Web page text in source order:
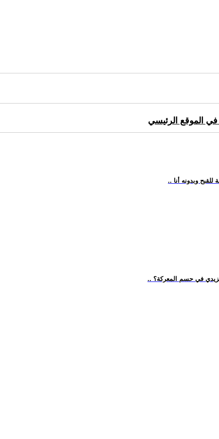
الموقع الرئيسي
للقبح وبدونه أنا
في حسم المعركة؟